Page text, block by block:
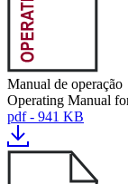
Manual de operação
Operating Manual
pdf - 941 KB